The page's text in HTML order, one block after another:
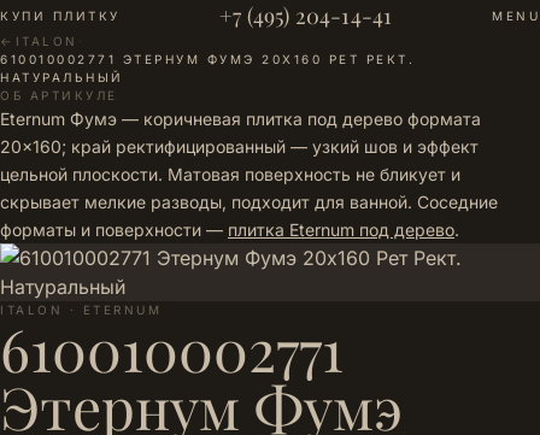
КУПИ ПЛИТКУ +7 (495) 204-14-41
MENU
← ITALON ·
610010002771 ЭТЕРНУМ ФУМЭ 20Х160 РЕТ РЕКТ.
НАТУРАЛЬНЫЙ
ОБ АРТИКУЛЕ
Eternum Фумэ — коричневая плитка под дерево формата
20×160; край ректифицированный — узкий шов и эффект
цельной плоскости. Матовая поверхность не бликует и
скрывает мелкие разводы, подходит для ванной. Соседние
форматы и поверхности — плитка Eternum под дерево.
ITALON · ETERNUM
610010002771
Этернум Фумэ